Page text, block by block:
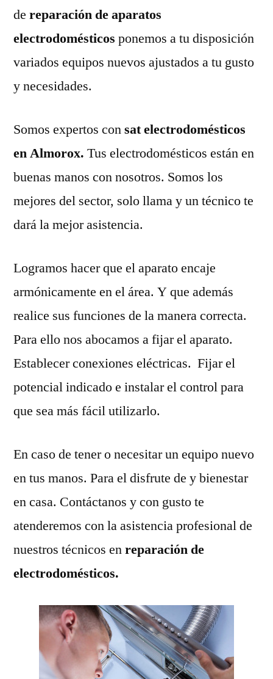
de reparación de aparatos
electrodomésticos ponemos a tu disposición
variados equipos nuevos ajustados a tu gusto
y necesidades.
Somos expertos consat electrodomésticos
en Almorox. Tus electrodomésticos están en
buenas manos con nosotros. Somos los
mejores del sector, solo llama y un técnico te
dará la mejor asistencia.
Logramos hacer que el aparato encaje
armónicamente en el área. Y que además
realice sus funciones de la manera correcta.
Para ello nos abocamos a fijar el aparato.
Establecer conexiones eléctricas. Fijar el
potencial indicado e instalar el control para
que sea más fácil utilizarlo.
En caso de tener o necesitar un equipo nuevo
en tus manos. Para el disfrute de y bienestar
en casa. Contáctanos y con gusto te
atenderemos con la asistencia profesional de
nuestros técnicos enreparación de
electrodomésticos.